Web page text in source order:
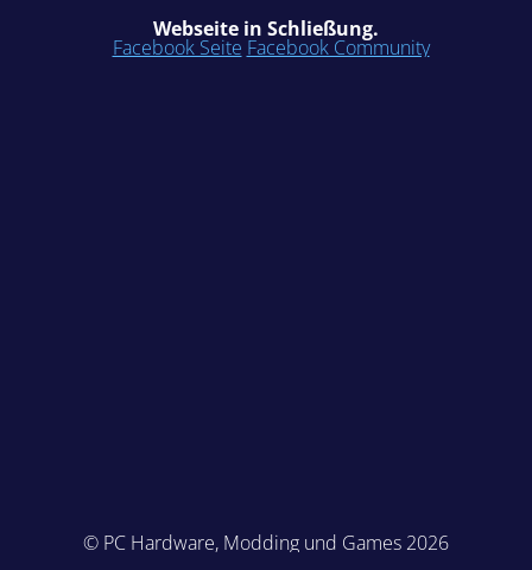
Webseite in Schließung.
Facebook Seite Facebook Community
© PC Hardware, Modding und Games 2026